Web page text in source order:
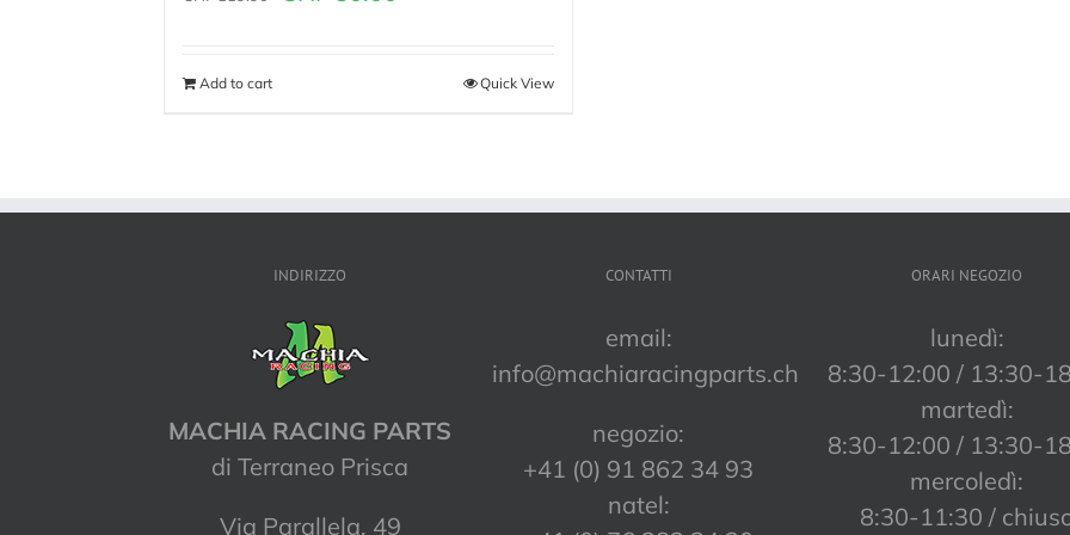
Add to cart Quick View
INDIRIZZO
MACHIA RACING PARTS
di Terraneo Prisca
Via Parallela, 49
CONTATTI
email:
info@machiaracingparts.ch
negozio:
+41 (0) 91 862 34 93
natel:
ORARI NEGOZIO
lunedì:
8:30-12:00 / 13:30-
martedì:
8:30-12:00 / 13:30-
mercoledì:
8:30-11:30 /